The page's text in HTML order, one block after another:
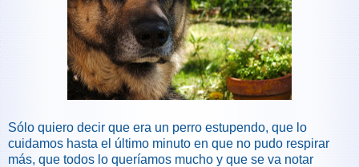
Sólo quiero decir que era un perro estupendo, que lo
cuidamos hasta el último minuto en que no pudo respirar
más, que todos lo queríamos mucho y que se va notar